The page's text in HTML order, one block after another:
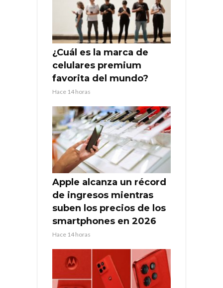
¿Cuál es la marca de
celulares premium
favorita del mundo?
Hace 14 horas
Apple alcanza un récord
de ingresos mientras
suben los precios de los
smartphones en 2026
Hace 14 horas